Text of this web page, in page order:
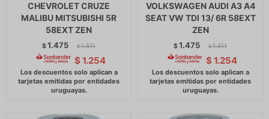
CHEVROLET CRUZE
MALIBU MITSUBISHI 5R
58EXT ZEN
$1.475 $ 1.511
$ 1.254
VOLKSWAGEN AUDI A3 A4
SEAT VW TDI 13/ 6R 58EXT
ZEN
$1.475 $ 1.511
$ 1.254